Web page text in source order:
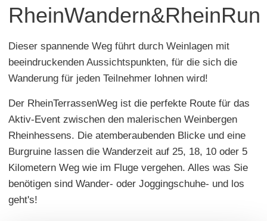
RheinWandern&RheinRun
Dieser spannende Weg führt durch Weinlagen mit
beeindruckenden Aussichtspunkten, für die sich die
Wanderung für jeden Teilnehmer lohnen wird!
Der RheinTerrassenWeg ist die perfekte Route für das
Aktiv-Event zwischen den malerischen Weinbergen
Rheinhessens. Die atemberaubenden Blicke und eine
Burgruine lassen die Wanderzeit auf 25, 18, 10 oder 5
Kilometern Weg wie im Fluge vergehen. Alles was Sie
benötigen sind Wander- oder Joggingschuhe- und los
geht's!